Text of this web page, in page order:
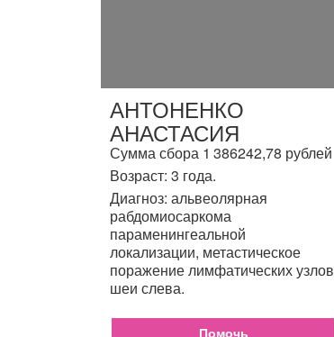
АНТОНЕНКО
АНАСТАСИЯ
Сумма сбора 1 386242,78 рублей
Возраст: 3 года.
Диагноз: альвеолярная
рабдомиосаркома
параменингеальной
локализации, метастическое
поражение лимфатических узлов
шеи слева.
Помочь